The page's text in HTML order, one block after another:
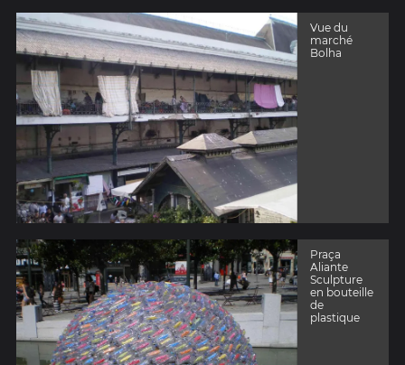
Vue du
marché
Bolha
Praça
Aliante
Sculpture
en bouteille
de
plastique